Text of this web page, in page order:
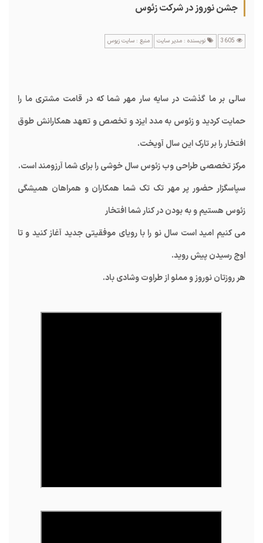
جشن نوروز در شرکت زئوس
نویسنده : مدیر سایت منبع : سایت زیوس
سالی بر ما گذشت در سایه سار مهر شما که در قامت مشتری ما را
حمایت کردید و زئوس به مدد ایزد و تخصص و تعهد همکارانش طوق
افتخار را بر تارک این سال آویخت.
مرکز تخصصی طراحی وب زئوس سال خوشی را برای شما آرزومند است.
سپاسگزار حضور پر مهر تک تک شما همکاران و همراهان همیشگی
زئوس هستیم و به بودن در کنار شما افتخار
می کنیم امید است سال نو را با رویای موفقیتی جدید آغاز کنید و تا
اوج رسیدن پیش روید.
هر روزتان نوروز و مملو از طراوت وشادی باد.